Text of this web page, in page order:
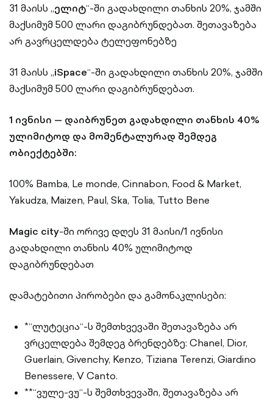
31 მაისს „ელიტ“-ში გადახდილი თანხის 20%, ჯამში
მაქსიმუმ 500 ლარი დაგიბრუნდებათ. შეთავაზება
არ გავრცელდება ტელეფონებზე
31 მაისს „iSpace“-ში გადახდილი თანხის 20%, ჯამში
მაქსიმუმ 500 ლარი დაგიბრუნდებათ.
1 ივნისი — დაიბრუნეთ გადახდილი თანხის 40%
ულიმიტოდ და მომენტალურად შემდეგ
ობიექტებში:
100% Bamba, Le monde, Cinnabon, Food & Market,
Yakudza, Maizen, Paul, Ska, Tolia, Tutto Bene
Magic city-ში ორივე დღეს 31 მაისი/1 ივნისი
გადახდილი თანხის 40% ულიმიტოდ
დაგიბრუნდებათ
დამატებითი პირობები და გამონაკლისები:
*“ლუტეცია“-ს შემთხვევაში შეთავაზება არ
ვრცელდება შემდეგ ბრენდებზე: Chanel, Dior,
Guerlain, Givenchy, Kenzo, Tiziana Terenzi, Giardino
Benessere, V Canto.
**“ვულე-ვუ“-ს შემთხვევაში, შეთავაზება არ